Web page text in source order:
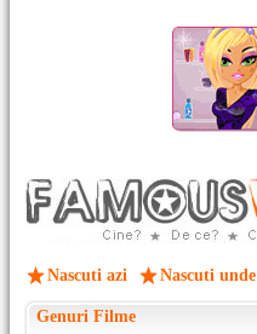
Nascuti azi Nascuti unde
Genuri Filme